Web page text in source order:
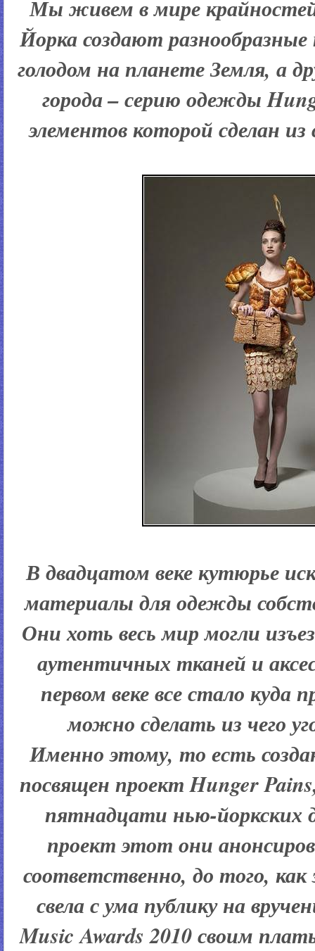
Мы живем в мире
Йорка создают
голодом на планете Земля, а
города – серию одежды
элементов которой сделан
В двадцатом веке кутюрье
материалы для одежды
Они хоть весь мир могли
аутентичных тканей и
первом веке все стало куда
можно сделать из чего
Именно этому, то есть
посвящен проект Hunger
пятнадцати нью-йоркских
проект этот они
соответственно, до того,
свела с ума публику на
Music Awards 2010 своим